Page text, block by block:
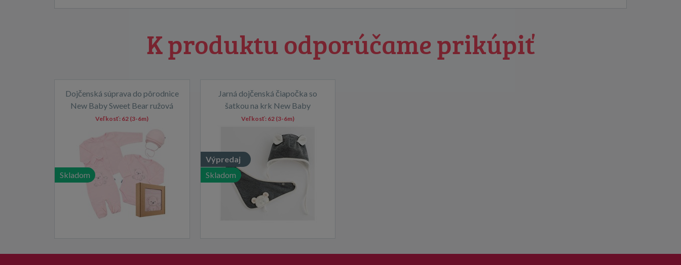
K produktu odporúčame prikúpiť
Dojčenská súprava do pôrodnice
New Baby Sweet Bear ružová
Skladom
Veľkosť: 62 (3-6m)
Jarná dojčenská čiapočka so
šatkou na krk New Baby
Sebastian sivá
Výpredaj
Skladom
Veľkosť: 62 (3-6m)